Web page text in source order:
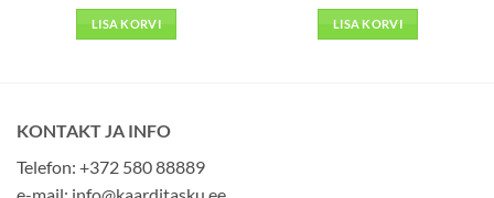
LISA KORVI LISA KORVI
KONTAKT JA INFO
Telefon: +372 580 88889